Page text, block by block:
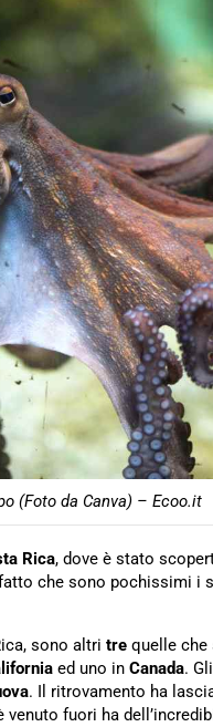
(Foto da Canva) – Ecoo.it
Rica, dove è stato
che sono pochissimi i
sono altri tre quelle che
ed uno in Canada.
. Il ritrovamento ha
fuori ha